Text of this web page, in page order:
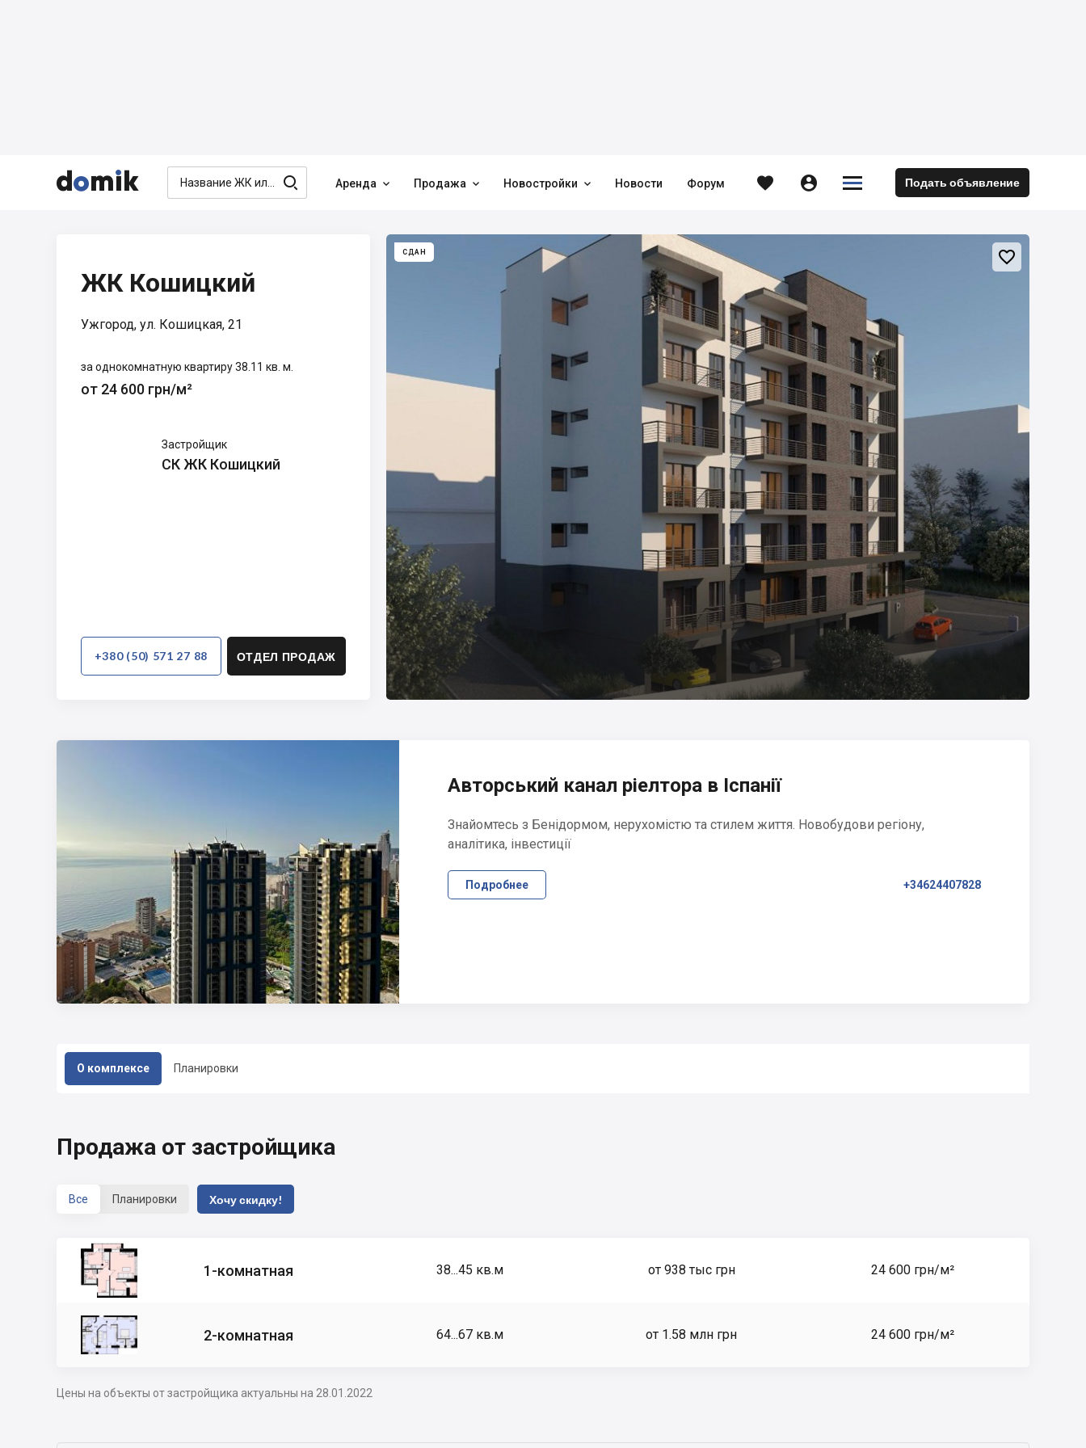


  Аренда  Продажа  Новостройки  Новости Форум   

 Подать объявление
О комплексе Планировки
СДАН 
ЖК Кошицкий
Ужгород, ул. Кошицкая, 21
за однокомнатную квартиру 38.11 кв. м.
от 24 600 грн/м²
Застройщик
СК ЖК Кошицкий
+380 (50) 571 27 88 ОТДЕЛ ПРОДАЖ
Авторський канал ріелтора в Іспанії
Знайомтесь з Бенідормом, нерухомістю та стилем життя. Новобудови регіону,
аналітика, інвестиції
Подробнее +34624407828
Продажа от застройщика
Все Планировки Хочу скидку!
1-комнатная 38...45 кв.м от 938 тыс грн 24 600 грн/м²
2-комнатная 64...67 кв.м от 1.58 млн грн 24 600 грн/м²
Цены на объекты от застройщика актуальны на 28.01.2022